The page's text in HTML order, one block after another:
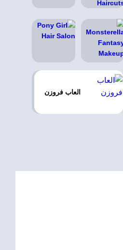
العاب فروزن